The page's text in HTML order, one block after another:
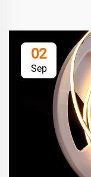
02
Sep